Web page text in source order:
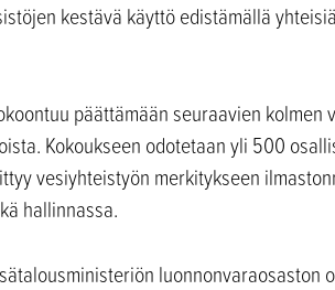
kestävä käyttö edistämällä
päättämään seuraavien kolmen
Kokoukseen odotetaan yli 500
vesiyhteistyön merkitykseen
hallinnassa.
luonnonvaraosaston